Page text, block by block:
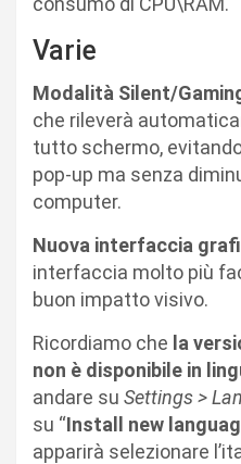
Varie
Modalità Silent/
che rileverà
tutto schermo,
pop-up ma senza
computer.
Nuova interfaccia
interfaccia molto più
buon impatto visivo.
Ricordiamo che la
non è disponibile in
andare su Settings >
su “Install new
apparirà selezionare